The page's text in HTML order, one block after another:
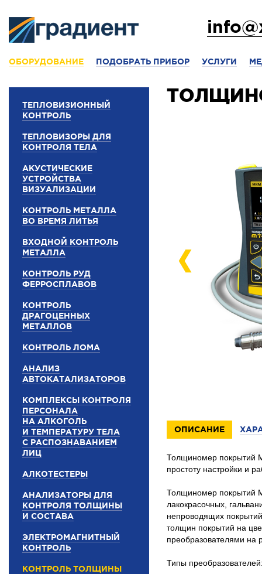
ОБОРУДОВАНИЕ ПОДОБРАТЬ ПРИБОР УСЛУГИ
ТЕПЛОВИЗИОННЫЙ
КОНТРОЛЬ
ТЕПЛОВИЗОРЫ ДЛЯ
КОНТРОЛЯ ТЕЛА
АКУСТИЧЕСКИЕ
УСТРОЙСТВА
ВИЗУАЛИЗАЦИИ
КОНТРОЛЬ МЕТАЛЛА
ВО ВРЕМЯ ЛИТЬЯ
ВХОДНОЙ КОНТРОЛЬ
МЕТАЛЛА
КОНТРОЛЬ РУД
ФЕРРОСПЛАВОВ
КОНТРОЛЬ
ДРАГОЦЕННЫХ
МЕТАЛЛОВ
КОНТРОЛЬ ЛОМА
АНАЛИЗ
АВТОКАТАЛИЗАТОРОВ
КОМПЛЕКСЫ КОНТРОЛЯ
ПЕРСОНАЛА
НА АЛКОГОЛЬ
И ТЕМПЕРАТУРУ ТЕЛА
С РАСПОЗНАВАНИЕМ
ЛИЦ
АЛКОТЕСТЕРЫ
АНАЛИЗАТОРЫ ДЛЯ
КОНТРОЛЯ ТОЛЩИНЫ
И СОСТАВА
ЭЛЕКТРОМАГНИТНЫЙ
КОНТРОЛЬ
КОНТРОЛЬ ТОЛЩИНЫ
ОПИСАНИЕ
Толщиномер покрытий
простоту настройки и
Толщиномер покрытий
лакокрасочных,
непроводящих
толщин покрытий на
преобразователями на
Типы